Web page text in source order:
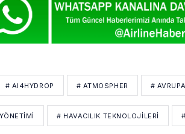
# AI4HYDROP # ATMOSPHER #
# HAVACILIK TEKNOLOJILERI